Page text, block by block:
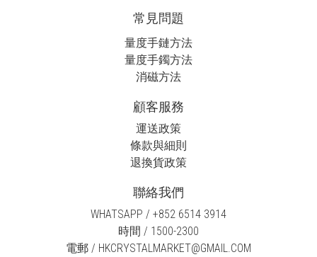
常見問題
量度手鏈方法
量度手鐲方法
消磁方法
顧客服務
運送政策
條款與細則
退換貨政策
聯絡我們
WHATSAPP / +852 6514 3914
時間 / 1500-2300
電郵 / HKCRYSTALMARKET@GMAIL.COM